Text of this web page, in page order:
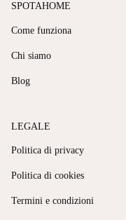
SPOTAHOME
Come funziona
Chi siamo
Blog
LEGALE
Politica di privacy
Politica di cookies
Termini e condizioni